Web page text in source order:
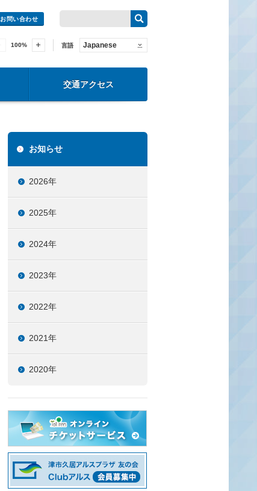
お問い合わせ
100% 言語 Japanese
交通アクセス
お知らせ
2026年
2025年
2024年
2023年
2022年
2021年
2020年